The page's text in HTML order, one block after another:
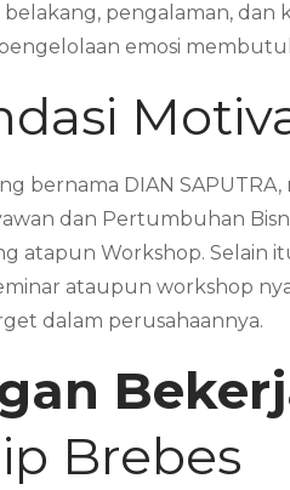
pengalaman, dan
emosi
bernama DIAN
dan Pertumbuhan
atapun Workshop. Selain
ataupun workshop
dalam perusahaannya.
Brebes